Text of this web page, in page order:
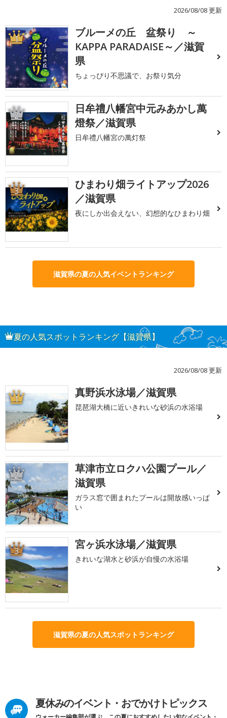
2026/08/08 更新
1
ブルーメの丘 盆祭り ～
KAPPA PARADAISE～／滋賀
県
ちょっぴり不思議で、お祭り気分
2
日牟禮八幡宮中元みあかし萬
燈祭／滋賀県
日牟禮八幡宮の萬灯祭
3
ひまわり畑ライトアップ2026
／滋賀県
夜にしか出会えない、幻想的なひまわり畑
滋賀県の夏の人気イベントランキング
夏の人気スポットランキング【滋賀県】
2026/08/08 更新
1 真野浜水泳場／滋賀県
琵琶湖大橋に近いきれいな砂浜の水浴場
2
草津市立ロクハ公園プール／
滋賀県
ガラス窓で囲まれたプールは開放感いっぱ
い
3 宮ヶ浜水泳場／滋賀県
きれいな湖水と砂浜が自慢の水浴場
滋賀県の夏の人気スポットランキング
夏休みのイベント・おでかけトピックス